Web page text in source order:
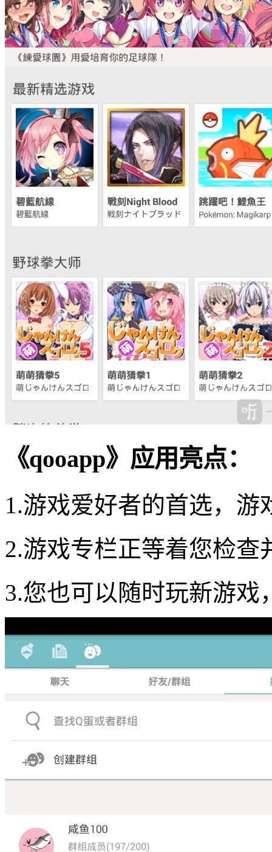
《qooapp》应用亮点：
1.游戏爱好者的首选，游
2.游戏专栏正等着您检
3.您也可以随时玩新游戏